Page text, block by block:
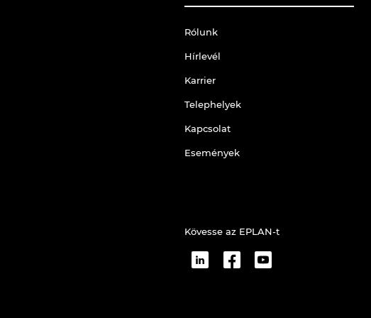
Rólunk
Hírlevél
Karrier
Telephelyek
Kapcsolat
Események
Kövesse az EPLAN-t